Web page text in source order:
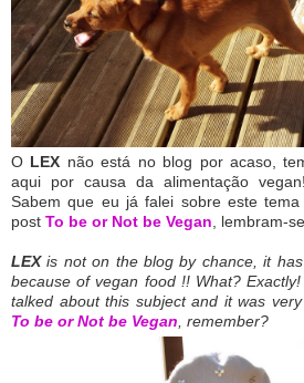
O LEX não está no blog por acaso,
aqui por causa da alimentação
Sabem que eu já falei sobre este
post To be or Not be Vegan , lembram-
LEXis not on the blog by chance, it
because of vegan food !! What?
talked about this subject and it was
To be or Not be Vegan , remember?